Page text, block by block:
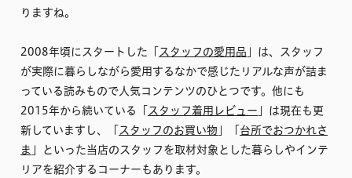
りますね。
2008年頃にスタートした「 スタッフの愛用品 」は、スタッフ
が実際に暮らしながら愛用するなかで感じたリアルな声が詰ま
っている読みもので人気コンテンツのひとつです。他にも
2015年から続いている「
スタッフ着用レビュー 」は現在も更
新していますし、「
スタッフのお買い物 」「 台所でおつかれさ
ま 」といった当店のスタッフを取材対象とした暮らしやインテ
リアを紹介するコーナーもあります。